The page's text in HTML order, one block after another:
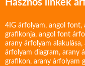
Hasznos linkek
4IG árfolyam, angol font,
grafikonja, angol font
arany árfolyam alakulása,
árfolyam diagram, arany
grafikon, arany árfolyam